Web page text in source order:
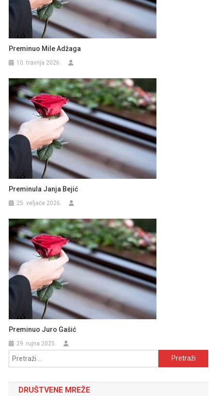
Preminuo Mile Adžaga
10. travnja 2026.
Preminula Janja Bejić
25. veljače 2026.
Preminuo Juro Gašić
29. rujna 2025.
Pretraži:
DRUŠTVENE MREŽE